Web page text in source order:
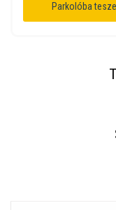
Parkolóba